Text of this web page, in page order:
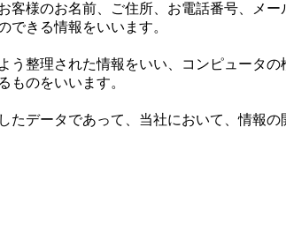
様のお名前、ご住所、お電話番号、メ
できる情報をいいます。
整理された情報をいい、コンピュータ
ものをいいます。
データであって、当社において、情報